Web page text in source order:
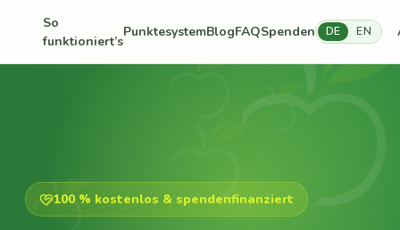
So
funktioniert’s
PunktesystemBlogFAQSpenden DE EN
100 % kostenlos & spendenfinanziert